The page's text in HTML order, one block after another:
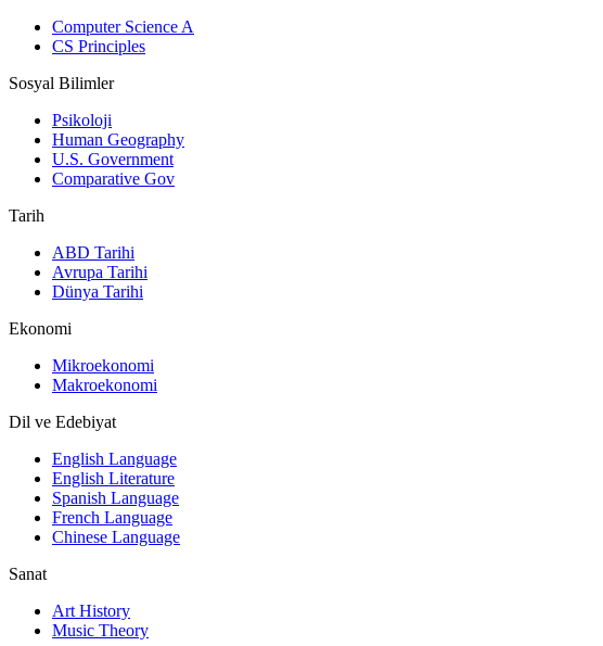
Computer Science A
CS Principles
Sosyal Bilimler
Psikoloji
Human Geography
U.S. Government
Comparative Gov
Tarih
ABD Tarihi
Avrupa Tarihi
Dünya Tarihi
Ekonomi
Mikroekonomi
Makroekonomi
Dil ve Edebiyat
English Language
English Literature
Spanish Language
French Language
Chinese Language
Sanat
Art History
Music Theory